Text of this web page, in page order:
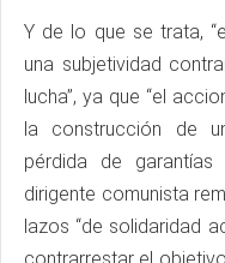
Y de lo que se trata,
una subjetividad
lucha”, ya que “el
la construcción de
pérdida de
dirigente comunista
lazos “de solidaridad
contrarrestar el